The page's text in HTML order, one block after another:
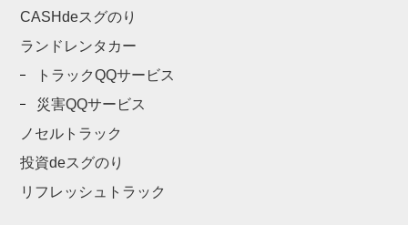
CASHdeスグのり
ランドレンタカー
トラックQQサービス
災害QQサービス
ノセルトラック
投資deスグのり
リフレッシュトラック